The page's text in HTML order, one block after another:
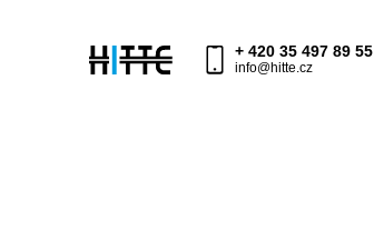
+ 420 35 497 89 55
info@hitte.cz